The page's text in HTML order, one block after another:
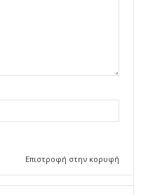
Επιστροφή στην κορυφή